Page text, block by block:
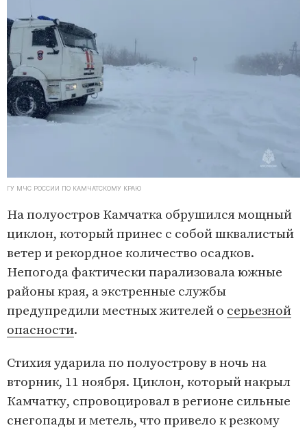
ГУ МЧС РОССИИ ПО КАМЧАТСКОМУ КРАЮ
На полуостров Камчатка обрушился мощный
циклон, который принес с собой шквалистый
ветер и рекордное количество осадков.
Непогода фактически парализовала южные
районы края, а экстренные службы
предупредили местных жителей о серьезной
опасности.
Стихия ударила по полуострову в ночь на
вторник, 11 ноября. Циклон, который накрыл
Камчатку, спровоцировал в регионе сильные
снегопады и метель, что привело к резкому